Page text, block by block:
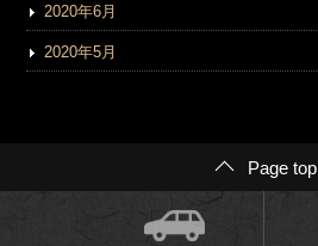
2020年6月
2020年5月
Page top